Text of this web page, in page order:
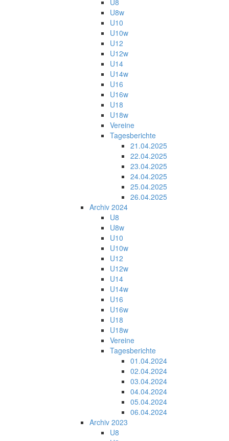
U8w
U10
U10w
U12
U12w
U14
U14w
U16
U16w
U18
U18w
Vereine
Tagesberichte
21.04.2025
22.04.2025
23.04.2025
24.04.2025
25.04.2025
26.04.2025
Archiv 2024
U8
U8w
U10
U10w
U12
U12w
U14
U14w
U16
U16w
U18
U18w
Vereine
Tagesberichte
01.04.2024
02.04.2024
03.04.2024
04.04.2024
05.04.2024
06.04.2024
Archiv 2023
U8